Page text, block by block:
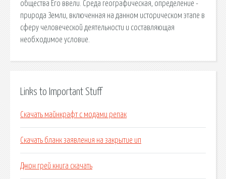
Links to Important Stuff
Скачать майнкрафт с модами репак
Скачать бланк заявления на закрытие ип
Джон грей книга скачать